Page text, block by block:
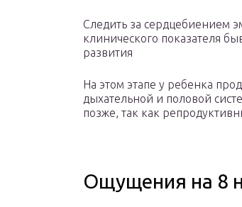
Следить за сердцебиением
клинического показателя
развития
На этом этапе у ребенка
дыхательной и половой
позже, так как
Ощущения на 8